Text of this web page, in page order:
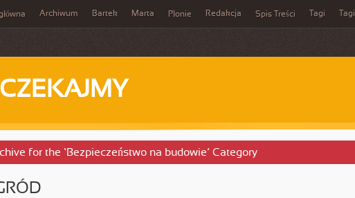
Archiwum Bartek Marta Płonie Redakcja Spis Treści Tagi Tagi
for the ‘Bezpieczeństwo na budowie’ Category